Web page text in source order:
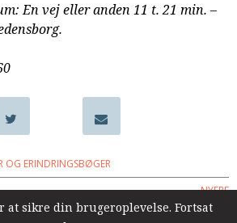
En vej eller anden 11 t. 21 min. –
OG ERINDRINGSBØGER
NYERE
at sikre din brugeroplevelse. Fortsat